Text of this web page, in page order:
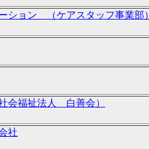
ション （ケアスタッフ事業部）
会福祉法人 白善会）
社